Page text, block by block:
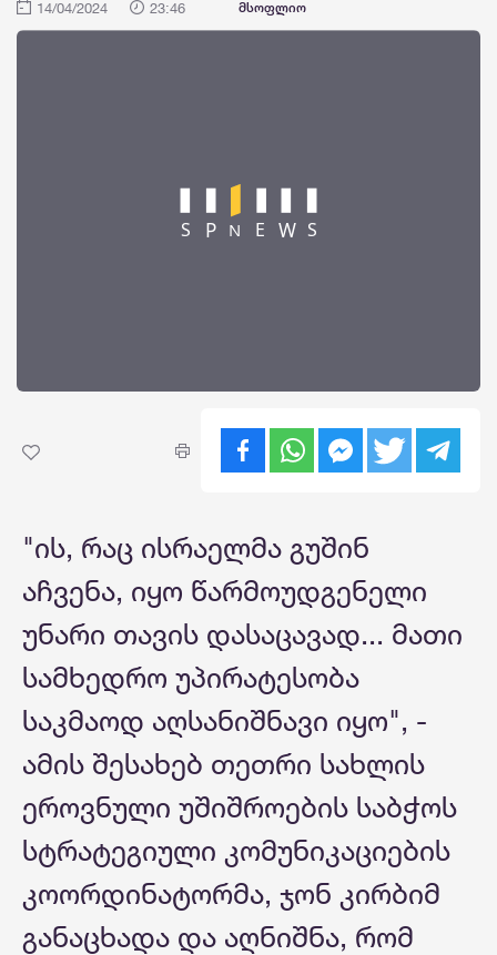
14/04/2024 23:46 მსოფლიო
"ის, რაც ისრაელმა გუშინ
აჩვენა, იყო წარმოუდგენელი
უნარი თავის დასაცავად... მათი
სამხედრო უპირატესობა
საკმაოდ აღსანიშნავი იყო", -
ამის შესახებ თეთრი სახლის
ეროვნული უშიშროების საბჭოს
სტრატეგიული კომუნიკაციების
კოორდინატორმა, ჯონ კირბიმ
განაცხადა და აღნიშნა, რომ